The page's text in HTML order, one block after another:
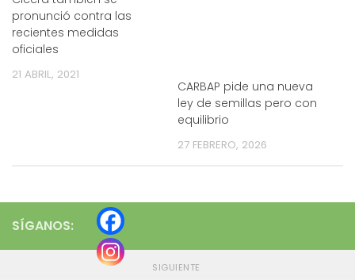
pronunció contra las
recientes medidas
oficiales
21 ABRIL, 2021
CARBAP pide una nueva
ley de semillas pero con
equilibrio
27 FEBRERO, 2026
SÍGANOS:
SIGUIENTE